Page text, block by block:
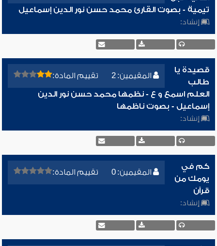
تيمية - بصوت القارئ محمد حسن نور الدين إسماعيل
إنشاد:
المقيمين: 2 تقييم المادة:
قصيدة يا
طالب
العلم اسمع و ع - نظمها محمد حسن نور الدين
إسماعيل - بصوت ناظمها
إنشاد:
المقيمين: 0 تقييم المادة:
كم في
يومك من
قرآن
إنشاد: